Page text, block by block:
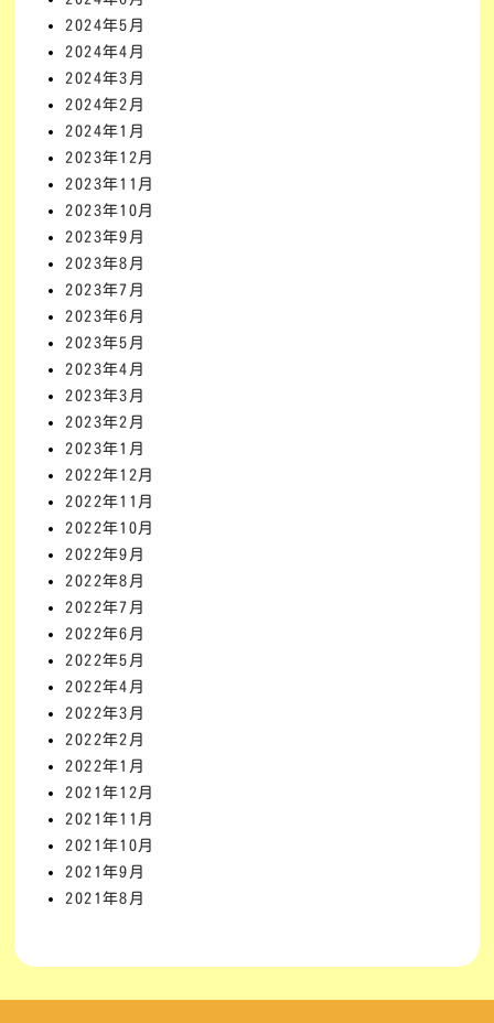
2024年5月
2024年4月
2024年3月
2024年2月
2024年1月
2023年12月
2023年11月
2023年10月
2023年9月
2023年8月
2023年7月
2023年6月
2023年5月
2023年4月
2023年3月
2023年2月
2023年1月
2022年12月
2022年11月
2022年10月
2022年9月
2022年8月
2022年7月
2022年6月
2022年5月
2022年4月
2022年3月
2022年2月
2022年1月
2021年12月
2021年11月
2021年10月
2021年9月
2021年8月